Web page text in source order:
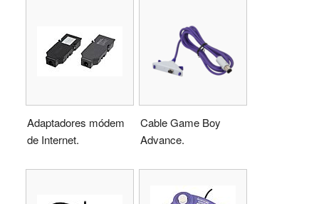
Adaptadores módem
de Internet.
Cable Game Boy
Advance.